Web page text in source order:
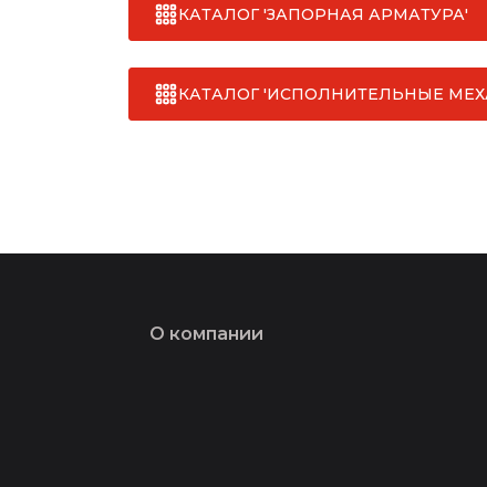
КАТАЛОГ 'ЗАПОРНАЯ АРМАТУРА'
КАТАЛОГ 'ИСПОЛНИТЕЛЬНЫЕ
О компании